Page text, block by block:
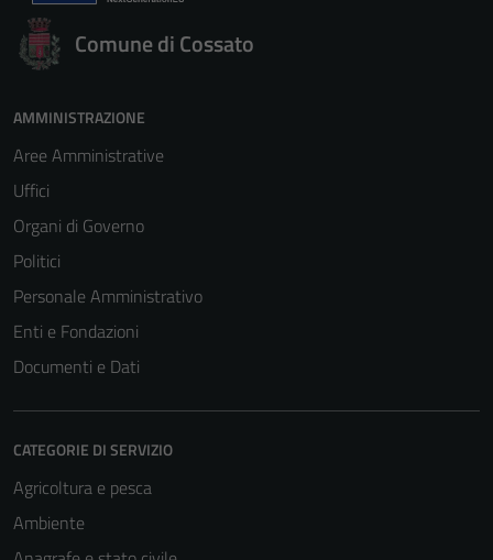
Comune di Cossato
AMMINISTRAZIONE
Aree Amministrative
Uffici
Organi di Governo
Politici
Personale Amministrativo
Enti e Fondazioni
Documenti e Dati
CATEGORIE DI SERVIZIO
Agricoltura e pesca
Ambiente